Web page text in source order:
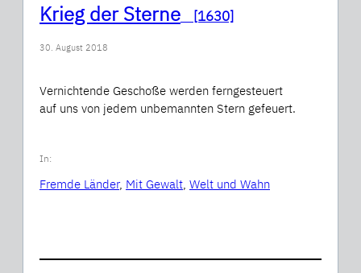
Krieg der Sterne [1630]
30. August 2018
Vernichtende Geschoße werden ferngesteuert
auf uns von jedem unbemannten Stern gefeuert.
In:
Fremde Länder, Mit Gewalt, Welt und Wahn